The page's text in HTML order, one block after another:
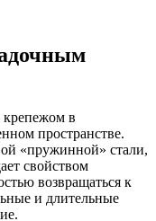
крепежом в
пространстве.
«пружинной» стали,
свойством
возвращаться к
и длительные